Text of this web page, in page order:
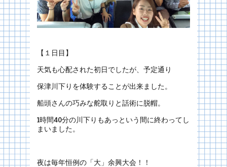
【１日目】
天気も心配された初日でしたが、予定通り
保津川下りを体験することが出来ました。
船頭さんの巧みな舵取りと話術に脱帽。
1時間40分の川下りもあっという間に終わってし
まいました。
夜は毎年恒例の「大」余興大会！！